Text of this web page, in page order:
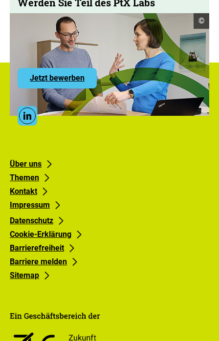
Jetzt bewerbenzu
den
Stellenangeboten
des
PtX
Lab
Social
MediaLinkedin
©
Footer
links
Gruppe
0
Über uns
Themen
Kontakt
Impressum
Footer
links
Gruppe
1
Datenschutz
Cookie-Erklärung
Barrierefreiheit
Barriere melden
Sitemap